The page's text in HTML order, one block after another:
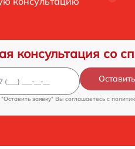
консультация со
заявку" Вы соглашаетесь c